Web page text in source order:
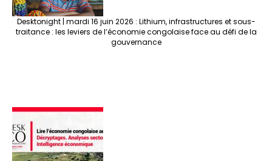
Desktonight | mardi 16 juin 2026 : Lithium, infrastructures et sous-
traitance : les leviers de l’économie congolaise face au défi de la
gouvernance